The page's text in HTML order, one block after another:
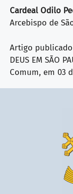
Cardeal Odilo
Arcebispo de
Artigo publicado
DEUS EM SÃO
Comum, em 03